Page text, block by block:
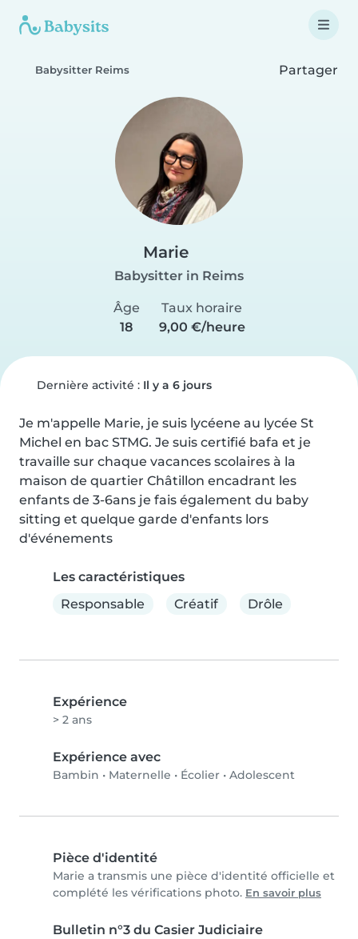
Babysitter Reims Partager
Marie
Babysitter in Reims
Âge
18
Taux horaire
9,00 €/heure
Dernière activité : Il y a 6 jours
Je m'appelle Marie, je suis lycéene au lycée St
Michel en bac STMG. Je suis certifié bafa et je
travaille sur chaque vacances scolaires à la
maison de quartier Châtillon encadrant les
enfants de 3-6ans je fais également du baby
sitting et quelque garde d'enfants lors
d'événements
Les caractéristiques
Responsable
Créatif Drôle
Expérience
> 2 ans
Expérience avec
Bambin • Maternelle • Écolier • Adolescent
Pièce d'identité
Marie a transmis une pièce d'identité officielle et
complété les vérifications photo. En savoir plus
Bulletin n°3 du Casier Judiciaire